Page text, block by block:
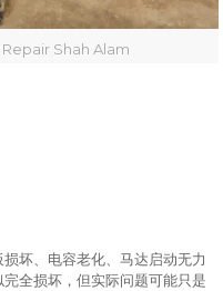
Shah Alam
坏、电容老化、马达启动无力
全损坏，但实际问题可能只是